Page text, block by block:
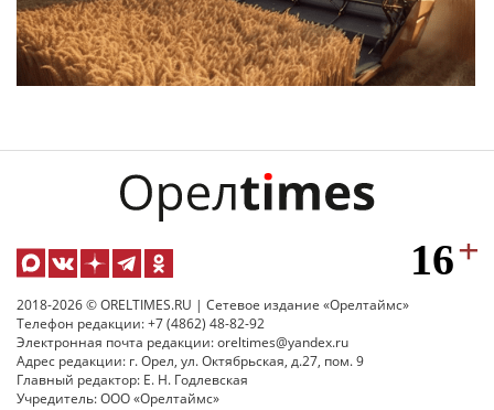
2018-2026 © ORELTIMES.RU | Сетевое издание «Орелтаймс»
Телефон редакции: +7 (4862) 48-82-92
Электронная почта редакции: oreltimes@yandex.ru
Адрес редакции: г. Орел, ул. Октябрьская, д.27, пом. 9
Главный редактор: Е. Н. Годлевская
Учредитель: ООО «Орелтаймс»